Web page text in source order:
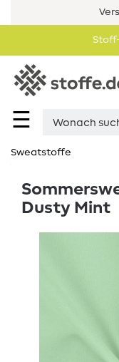
☰
Sweatstoffe
Dusty Mint